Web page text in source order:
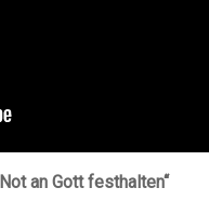
an Gott festhalten“